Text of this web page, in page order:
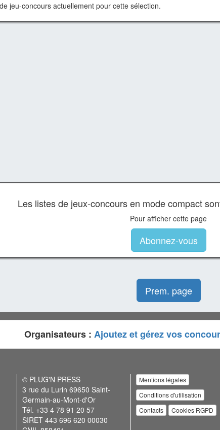
jeu-concours actuellement pour cette sélection.
Les listes de jeux-concours en mode compact
Pour afficher cette page
Abonnez-vous
Prem. page
Organisateurs : Ajoutez et gérez vos
© PLUG'N PRESS
3 rue du Lurin 69650 Saint-
Germain-au-Mont-d'Or
Tél. +33 4 78 91 20 57
SIRET 443 696 620 00030
Mentions légales
Conditions d'utilisation
Contacts
Cookies RGPD